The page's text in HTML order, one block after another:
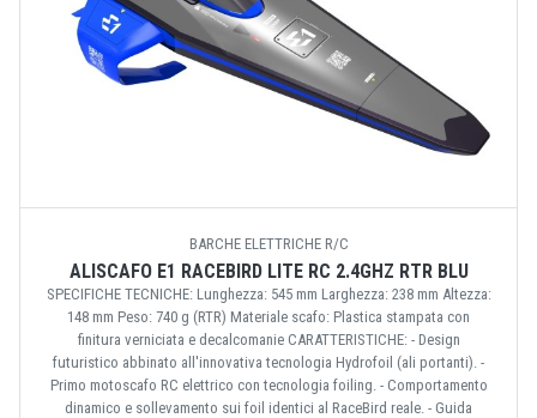
BARCHE ELETTRICHE R/C
ALISCAFO E1 RACEBIRD LITE RC 2.4GHZ RTR BLU
SPECIFICHE TECNICHE: Lunghezza: 545 mm Larghezza: 238 mm Altezza:
148 mm Peso: 740 g (RTR) Materiale scafo: Plastica stampata con
finitura verniciata e decalcomanie CARATTERISTICHE: - Design
futuristico abbinato all'innovativa tecnologia Hydrofoil (ali portanti). -
Primo motoscafo RC elettrico con tecnologia foiling. - Comportamento
dinamico e sollevamento sui foil identici al RaceBird reale. - Guida